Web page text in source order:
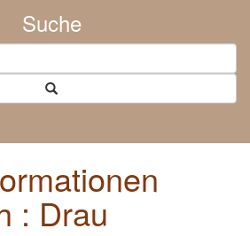
Suche
: Drau